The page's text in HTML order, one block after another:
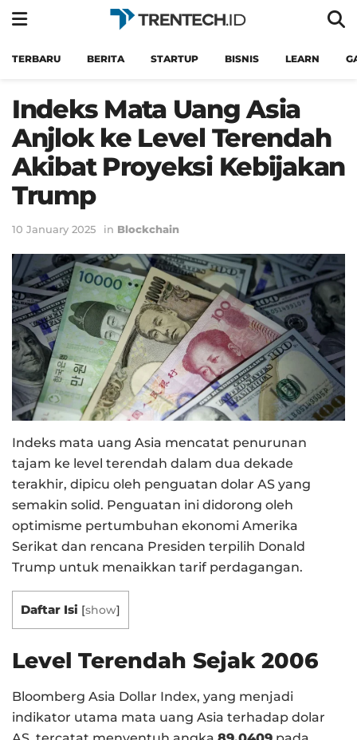
TERBARU BERITA STARTUP BISNIS LEARN
Indeks Mata Uang Asia
Anjlok ke Level Terendah
Akibat Proyeksi Kebijakan
Trump
10 January 2025 in Blockchain
Indeks mata uang Asia mencatat penurunan
tajam ke level terendah dalam dua dekade
terakhir, dipicu oleh penguatan dolar AS yang
semakin solid. Penguatan ini didorong oleh
optimisme pertumbuhan ekonomi Amerika
Serikat dan rencana Presiden terpilih Donald
Trump untuk menaikkan tarif perdagangan.
Daftar Isi [show]
Level Terendah Sejak 2006
Bloomberg Asia Dollar Index, yang menjadi
indikator utama mata uang Asia terhadap dolar